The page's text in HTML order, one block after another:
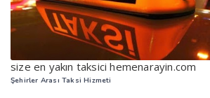
size en yakın taksici hemenarayin.com
Şehirler Arası Taksi Hizmeti